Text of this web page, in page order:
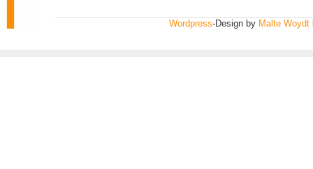
Wordpress-Design by Malte Woydt